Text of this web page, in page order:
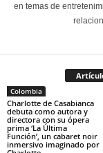
en temas de
Colombia
Charlotte de Casabianca
debuta como autora y
directora con su ópera
prima ‘La Última
Función’, un cabaret noir
inmersivo imaginado por